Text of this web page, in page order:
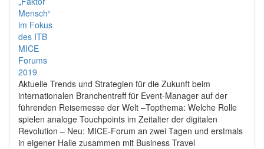
Aktuelle Trends und Strategien für die Zukunft beim
internationalen Branchentreff für Event-Manager auf der
führenden Reisemesse der Welt –Topthema: Welche Rolle
spielen analoge Touchpoints im Zeitalter der digitalen
Revolution – Neu: MICE-Forum an zwei Tagen und erstmals
in eigener Halle zusammen mit Business Travel